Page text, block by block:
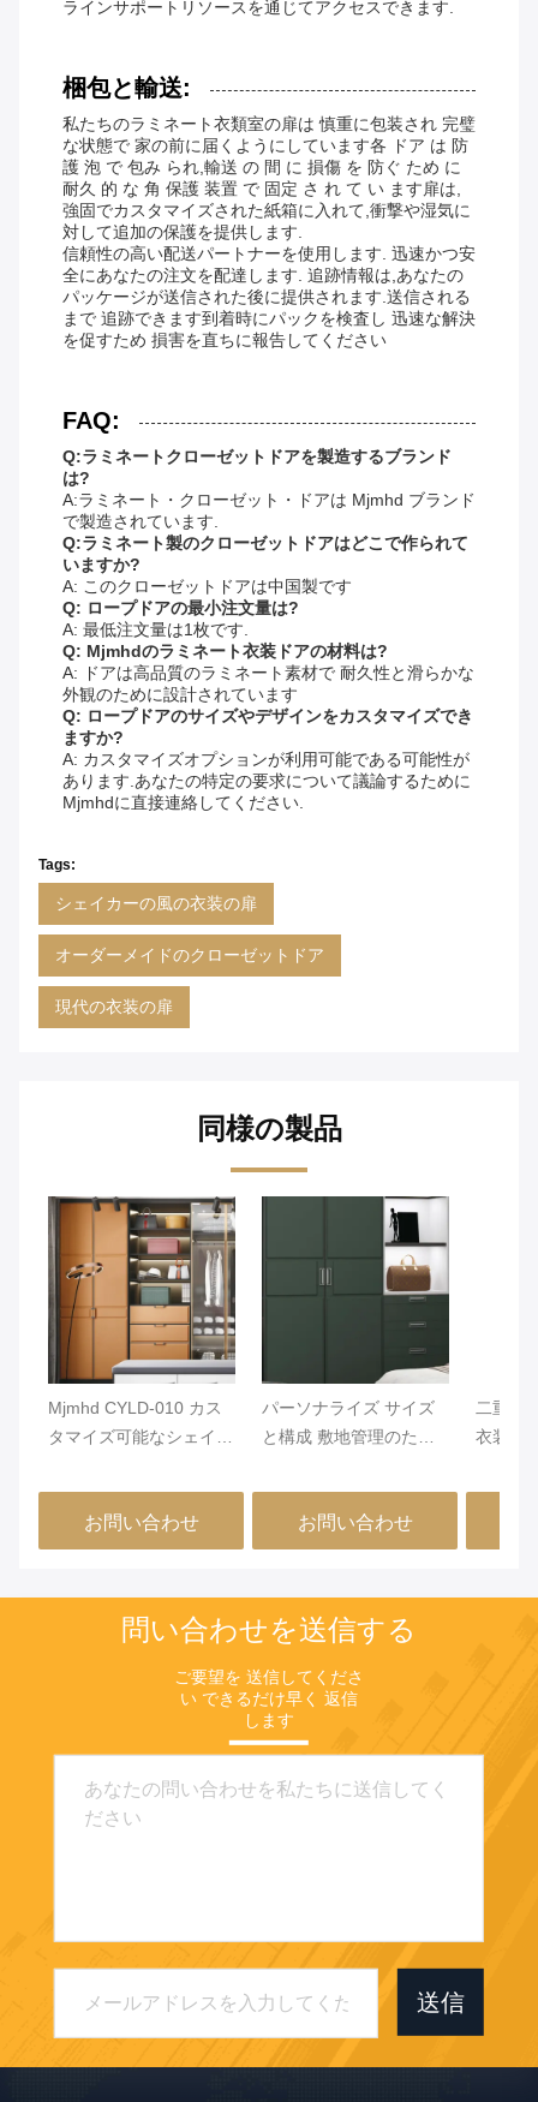
ラインサポートリソースを通じてアクセスできます.
梱包と輸送:
私たちのラミネート衣類室の扉は 慎重に包装され 完璧
な状態で 家の前に届くようにしています各 ドア は 防
護 泡 で 包み られ,輸送 の 間 に 損傷 を 防ぐ ため に
耐久 的 な 角 保護 装置 で 固定 さ れ て い ます扉は,
強固でカスタマイズされた紙箱に入れて,衝撃や湿気に
対して追加の保護を提供します.
信頼性の高い配送パートナーを使用します. 迅速かつ安
全にあなたの注文を配達します. 追跡情報は,あなたの
パッケージが送信された後に提供されます.送信される
まで 追跡できます到着時にパックを検査し 迅速な解決
を促すため 損害を直ちに報告してください
FAQ:
Q:ラミネートクローゼットドアを製造するブランド
は?
A:ラミネート・クローゼット・ドアは Mjmhd ブランド
で製造されています.
Q:ラミネート製のクローゼットドアはどこで作られて
いますか?
A: このクローゼットドアは中国製です
Q: ロープドアの最小注文量は?
A: 最低注文量は1枚です.
Q: Mjmhdのラミネート衣装ドアの材料は?
A: ドアは高品質のラミネート素材で 耐久性と滑らかな
外観のために設計されています
Q: ロープドアのサイズやデザインをカスタマイズでき
ますか?
A: カスタマイズオプションが利用可能である可能性が
あります.あなたの特定の要求について議論するために
Mjmhdに直接連絡してください.
Tags:
シェイカーの風の衣装の扉
オーダーメイドのクローゼットドア
現代の衣装の扉
同様の製品
Mjmhd CYLD-010 カス
タマイズ可能なシェイカ
ドア - 22mm ENF認証パ
ーティクルボード、PVC
ラミネート、アルミニウ
ット向け耐湿性
お問い合わせ
パーソナライズ サイズ
と構成 敷地管理のため
の開口タイプを特徴とす
るラミネート完成した衣
装ドア
お問い合わせ
二重開
衣装 ド
イリッ
保管要
問い合わせを送信する
ご要望を 送信してくださ
い できるだけ早く 返信
します
送信